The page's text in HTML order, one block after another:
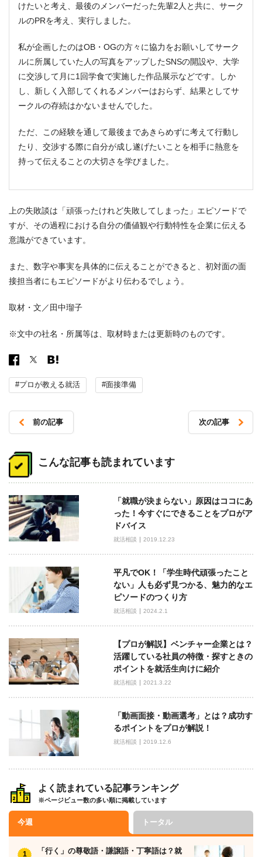
けたいと考え、最後のメンバーだった先輩2人と共に、サーク
ルのPRを考え、実行しました。
私が企画したのはOB・OGの方々に協力をお願いしてサーク
ルに所属していた人の写真をアップしたSNSの開設や、大学
に交渉して月に1回学食で実施した作品展示などです。しか
し、新しく入部してくれるメンバーはおらず、結果としてサ
ークルの存続はかないませんでした。
ただ、この経験を通して最後まであきらめずに考えて行動し
たり、交渉する際に自分が成し遂げたいことを相手に熱意を
持って伝えることの大切さを学びました。
上の失敗談は「頑張ったけれど失敗してしまった」エピソードで
すが、その過程における自分の価値観や行動特性を企業に伝える
意識ができています。
また、数字や事実を具体的に伝えることができると、初対面の面
接担当者にもエピソードがより伝わるでしょう。
取材・文／田中瑠子
※文中の社名・所属等は、取材時または更新時のものです。
#プロが教える就活 #面接準備
稿
ナ
ゲ
ー
シ
ョ
前の記事 次の記事
こんな記事も読まれています
「就職が決まらない」原因はココにあ
った！今すぐにできることをプロがア
ドバイス
就活相談 2019.12.23
平凡でOK！「学生時代頑張ったこと
ない」人も必ず見つかる、魅力的なエ
ピソードのつくり方
就活相談 2024.2.1
【プロが解説】ベンチャー企業とは？
活躍している社員の特徴・探すときの
ポイントを就活生向けに紹介
就活相談 2021.3.22
「動画面接・動画選考」とは？成功す
るポイントをプロが解説！
就活相談 2019.12.6
よく読まれている記事ランキング
※ページビュー数の多い順に掲載しています
今週 トータル
「行く」の尊敬語・謙譲語・丁寧語は？就